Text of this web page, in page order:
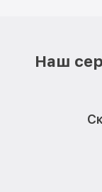
Наш